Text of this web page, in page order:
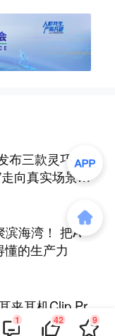
布三款灵巧手
向真实场景作
滨海湾！ 把A
懂的生产力
夹耳机Clip Pr
搅动市场吗？
1 42 9